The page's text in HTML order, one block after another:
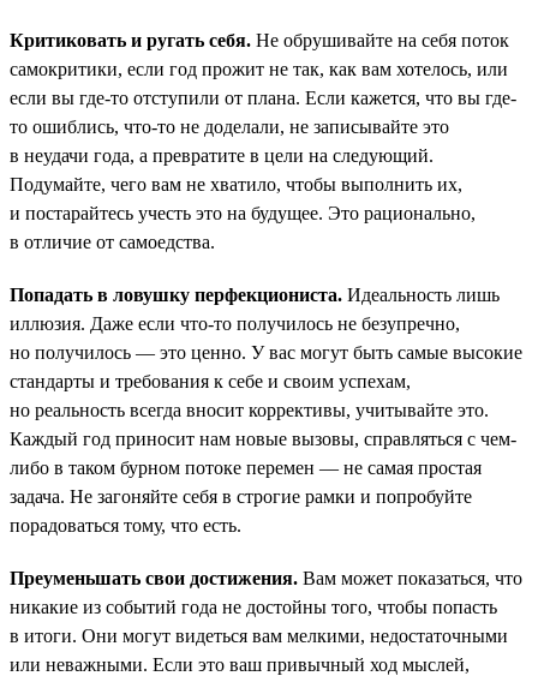
Критиковать и ругать себя. Не обрушивайте на себя поток
самокритики, если год прожит не так, как вам хотелось, или
если вы где-то отступили от плана. Если кажется, что вы где-
то ошиблись, что-то не доделали, не записывайте это
в неудачи года, а превратите в цели на следующий.
Подумайте, чего вам не хватило, чтобы выполнить их,
и постарайтесь учесть это на будущее. Это рационально,
в отличие от самоедства.
Попадать в ловушку перфекциониста. Идеальность лишь
иллюзия. Даже если что-то получилось не безупречно,
но получилось — это ценно. У вас могут быть самые высокие
стандарты и требования к себе и своим успехам,
но реальность всегда вносит коррективы, учитывайте это.
Каждый год приносит нам новые вызовы, справляться с чем-
либо в таком бурном потоке перемен — не самая простая
задача. Не загоняйте себя в строгие рамки и попробуйте
порадоваться тому, что есть.
Преуменьшать свои достижения. Вам может показаться, что
никакие из событий года не достойны того, чтобы попасть
в итоги. Они могут видеться вам мелкими, недостаточными
или неважными. Если это ваш привычный ход мыслей,